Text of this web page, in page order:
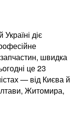
діє
швидка
це 23
— від Києва й
Житомира,